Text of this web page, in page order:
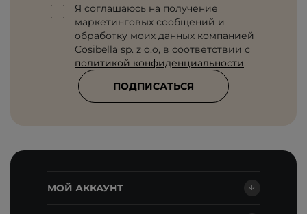
Я соглашаюсь на получение
маркетинговых сообщений и
обработку моих данных компанией
Cosibella sp. z o.o, в соответствии с
политикой конфиденциальности.
ПОДПИСАТЬСЯ
МОЙ АККАУНТ